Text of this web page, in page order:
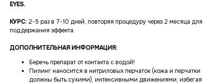
EYES.
КУРС: 2-5 раз в 7-10 дней, повторяя процедуру через 2 месяца для
поддержания эффекта.
ДОПОЛНИТЕЛЬНАЯ ИНФОРМАЦИЯ:
Беречь препарат от контакта с водой!
Пилинг наносится в нитриловых перчаток (кожа и перчатки
должны быть сухими), интенсивными движениями, избегая